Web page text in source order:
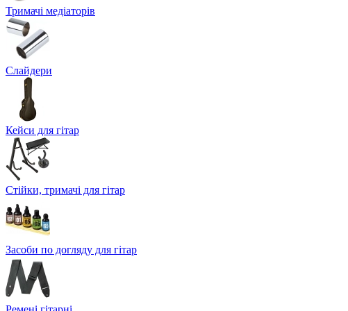
Тримачі медіаторів
Слайдери
Кейси для гітар
Стійки, тримачі для гітар
Засоби по догляду для гітар